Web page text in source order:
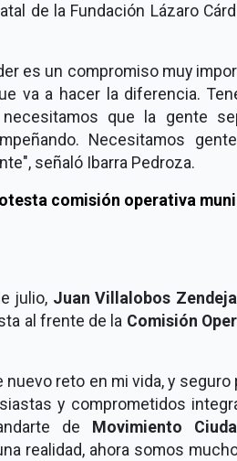
de la Fundación Lázaro
es un compromiso muy
va a hacer la diferencia.
que la gente
Necesitamos
señaló Ibarra Pedroza.
julio, Juan Villalobos
al frente de la Comisión
reto en mi vida, y seguro
y comprometidos
de Movimiento
realidad, ahora somos